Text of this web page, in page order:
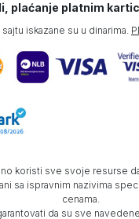
plaćanje platnim
iskazane su u dinarima.
koristi sve svoje resurse
sa ispravnim nazivima
cenama.
da su sve